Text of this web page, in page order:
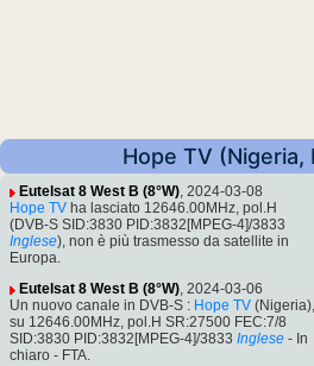
Hope TV (Nigeria,
Eutelsat 8 West B (8°W), 2024-03-08
Hope TV ha lasciato 12646.00MHz, pol.H
(DVB-S SID:3830 PID:3832[MPEG-4]/3833
Inglese), non è più trasmesso da satellite in
Europa.
Eutelsat 8 West B (8°W), 2024-03-06
Un nuovo canale in DVB-S : Hope TV (Nigeria),
su 12646.00MHz, pol.H SR:27500 FEC:7/8
SID:3830 PID:3832[MPEG-4]/3833 Inglese - In
chiaro - FTA.